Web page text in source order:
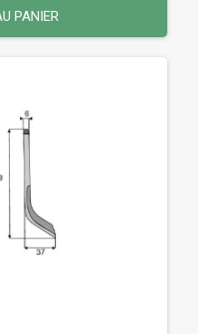
PANIER